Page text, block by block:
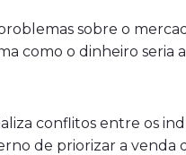
sobre o
como o dinheiro
conflitos entre os
de priorizar a